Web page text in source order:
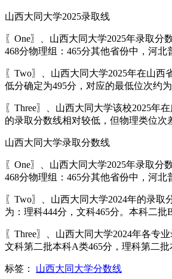
山西大同大学2025录取线
〖One〗、山西大同大学2025年录取
468分物理组：465分其他省份中，河北
〖Two〗、山西大同大学2025年在山
低分确定为495分，对应的最低位次约为
〖Three〗、山西大同大学该校2025年
的录取分数线相对较低，但物理类位次
山西大同大学录取分数线
〖One〗、山西大同大学2025年录取
468分物理组：465分其他省份中，河北
〖Two〗、山西大同大学2024年的录
为：理科444分，文科465分。本科二批
〖Three〗、山西大同大学2024年各专
文科第二批本科A类465分，理科第二
标签： 山西大同大学分数线